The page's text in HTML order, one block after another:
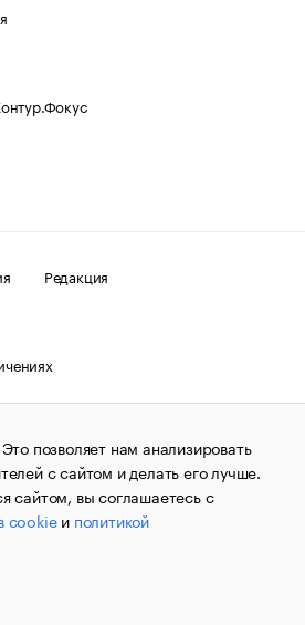
Редакция
О соблюдении авторских прав
1995–2026.Сообщения
агентства «РБК»
службой по надзору в сфере
технологий и массовых
09.12.2015 за номером ИА
пометкой «РБК». Отдельные
информацию,
пользователей
позволяет нам анализировать
с сайтом и делать его лучше.
сайтом, вы соглашаетесь с
cookieи политикой